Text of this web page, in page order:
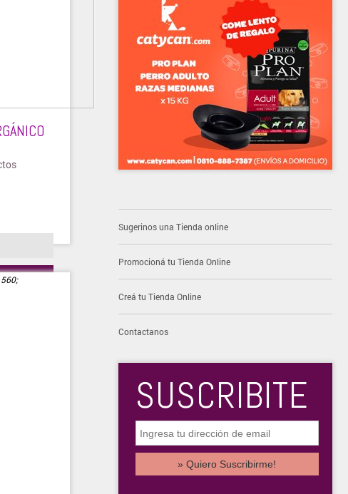
Sugerinos una Tienda online
Promocioná tu Tienda Online
Creá tu Tienda Online
Contactanos
SUSCRIBITE